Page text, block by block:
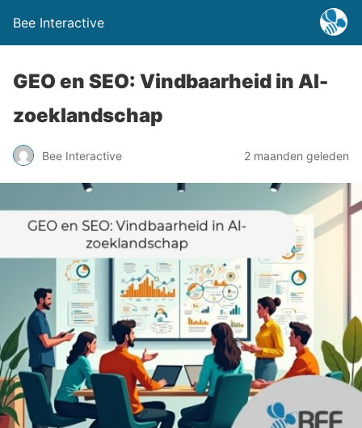
Bee Interactive
GEO en SEO: Vindbaarheid in AI-
zoeklandschap
Bee Interactive 2 maanden geleden